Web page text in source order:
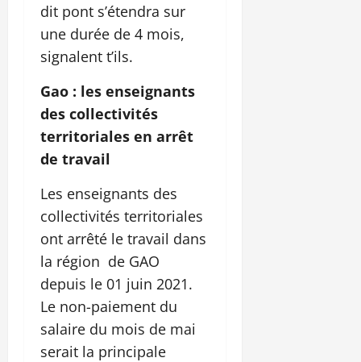
dit pont s’étendra sur
une durée de 4 mois,
signalent t’ils.
Gao : les enseignants
des collectivités
territoriales en arrêt
de travail
Les enseignants des
collectivités territoriales
ont arrêté le travail dans
la région de GAO
depuis le 01 juin 2021.
Le non-paiement du
salaire du mois de mai
serait la principale